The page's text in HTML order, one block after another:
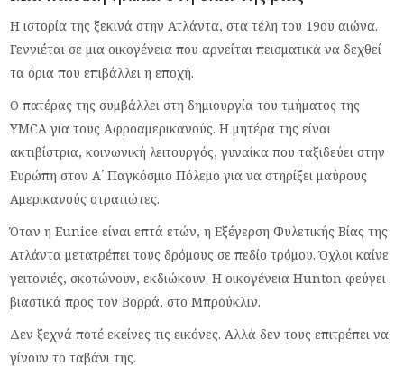
Η ιστορία της ξεκινά στην Ατλάντα, στα τέλη του 19ου αιώνα.
Γεννιέται σε μια οικογένεια που αρνείται πεισματικά να δεχθεί
τα όρια που επιβάλλει η εποχή.
Ο πατέρας της συμβάλλει στη δημιουργία του τμήματος της
YMCA για τους Αφροαμερικανούς. Η μητέρα της είναι
ακτιβίστρια, κοινωνική λειτουργός, γυναίκα που ταξιδεύει στην
Ευρώπη στον Α΄ Παγκόσμιο Πόλεμο για να στηρίξει μαύρους
Αμερικανούς στρατιώτες.
Όταν η Eunice είναι επτά ετών, η Εξέγερση Φυλετικής Βίας της
Ατλάντα μετατρέπει τους δρόμους σε πεδίο τρόμου. Όχλοι καίνε
γειτονιές, σκοτώνουν, εκδιώκουν. Η οικογένεια Hunton φεύγει
βιαστικά προς τον Βορρά, στο Μπρούκλιν.
Δεν ξεχνά ποτέ εκείνες τις εικόνες. Αλλά δεν τους επιτρέπει να
γίνουν το ταβάνι της.